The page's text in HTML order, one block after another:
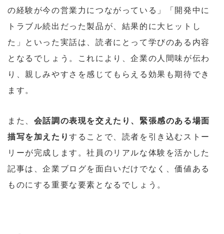
の経験が今の営業力につながっている」「開発中に
トラブル続出だった製品が、結果的に大ヒットし
た」といった実話は、読者にとって学びのある内容
となるでしょう。これにより、企業の人間味が伝わ
り、親しみやすさを感じてもらえる効果も期待でき
ます。
また、 会話調の表現を交えたり、緊張感のある場面
描写を加えたりすることで、読者を引き込むストー
リーが完成します。社員のリアルな体験を活かした
記事は、企業ブログを面白いだけでなく、価値ある
ものにする重要な要素となるでしょう。